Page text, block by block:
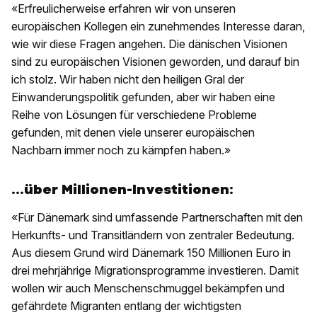
«Erfreulicherweise erfahren wir von unseren
europäischen Kollegen ein zunehmendes Interesse daran,
wie wir diese Fragen angehen. Die dänischen Visionen
sind zu europäischen Visionen geworden, und darauf bin
ich stolz. Wir haben nicht den heiligen Gral der
Einwanderungspolitik gefunden, aber wir haben eine
Reihe von Lösungen für verschiedene Probleme
gefunden, mit denen viele unserer europäischen
Nachbarn immer noch zu kämpfen haben.»
...über Millionen-Investitionen:
«Für Dänemark sind umfassende Partnerschaften mit den
Herkunfts- und Transitländern von zentraler Bedeutung.
Aus diesem Grund wird Dänemark 150 Millionen Euro in
drei mehrjährige Migrationsprogramme investieren. Damit
wollen wir auch Menschenschmuggel bekämpfen und
gefährdete Migranten entlang der wichtigsten